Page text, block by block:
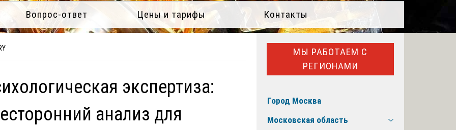
Вопрос-ответ Цены и тарифы Контакты
экспертиза:
анализ для
МЫ РАБОТАЕМ С
РЕГИОНАМИ
Город Москва
Московская область